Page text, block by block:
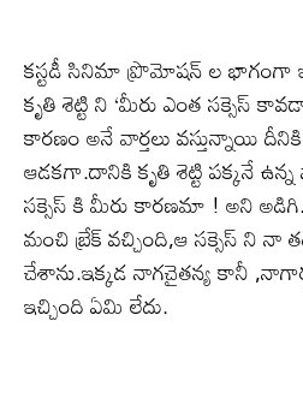
కస్టడీ సినిమా ప్రొమోషన్ ల భాగంగా
కృతి శెట్టి ని ‘మీరు ఎంత సక్సెస్
కారణం అనే వార్తలు వస్తున్నాయి
ఆడకగా.దానికి కృతి శెట్టి పక్కనే
సక్సెస్ కి మీరు కారణమా ! అని
మంచి బ్రేక్ వచ్చింది,ఆ సక్సెస్ ని నా
చేశాను.ఇక్కడ నాగచైతన్య కానీ
ఇచ్చింది ఏమి లేదు.